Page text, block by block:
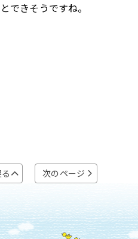
できそうですね。
次のページ